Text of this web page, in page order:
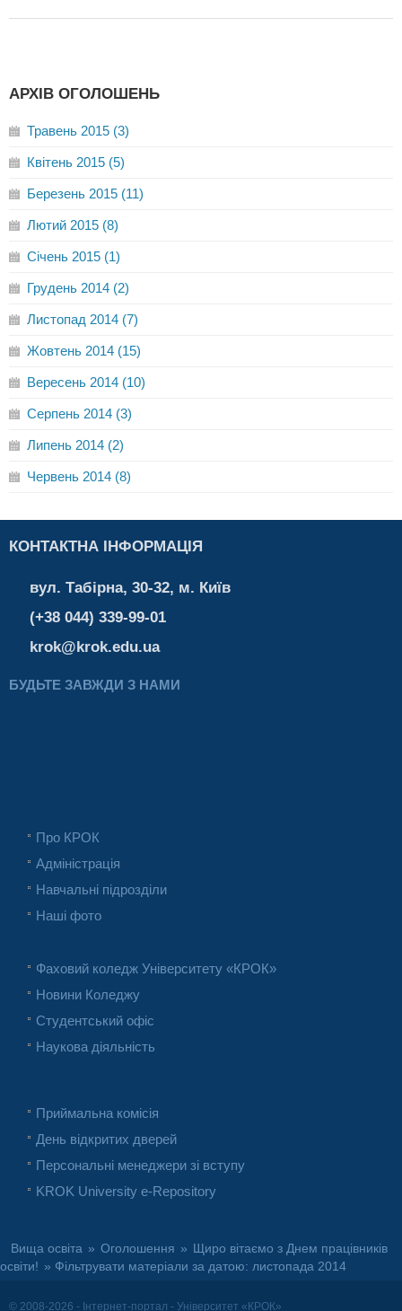
АРХІВ ОГОЛОШЕНЬ
Травень 2015 (3)
Квітень 2015 (5)
Березень 2015 (11)
Лютий 2015 (8)
Січень 2015 (1)
Грудень 2014 (2)
Листопад 2014 (7)
Жовтень 2014 (15)
Вересень 2014 (10)
Серпень 2014 (3)
Липень 2014 (2)
Червень 2014 (8)
КОНТАКТНА ІНФОРМАЦІЯ
вул. Табірна, 30-32, м. Київ
(+38 044) 339-99-01
krok@krok.edu.ua
БУДЬТЕ ЗАВЖДИ З НАМИ
Про КРОК
Адміністрація
Навчальні підрозділи
Наші фото
Фаховий коледж Університету «КРОК»
Новини Коледжу
Студентський офіс
Наукова діяльність
Приймальна комісія
День відкритих дверей
Персональні менеджери зі вступу
KROK University e-Repository
Вища освіта » Оголошення » Щиро вітаємо з Днем працівників
освіти! » Фільтрувати матеріали за датою: листопада 2014
© 2008-2026 - Інтернет-портал - Університет «КРОК»